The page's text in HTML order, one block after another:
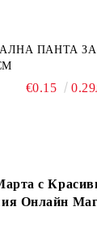
ПАНТА
€0.15
с
Онлайн